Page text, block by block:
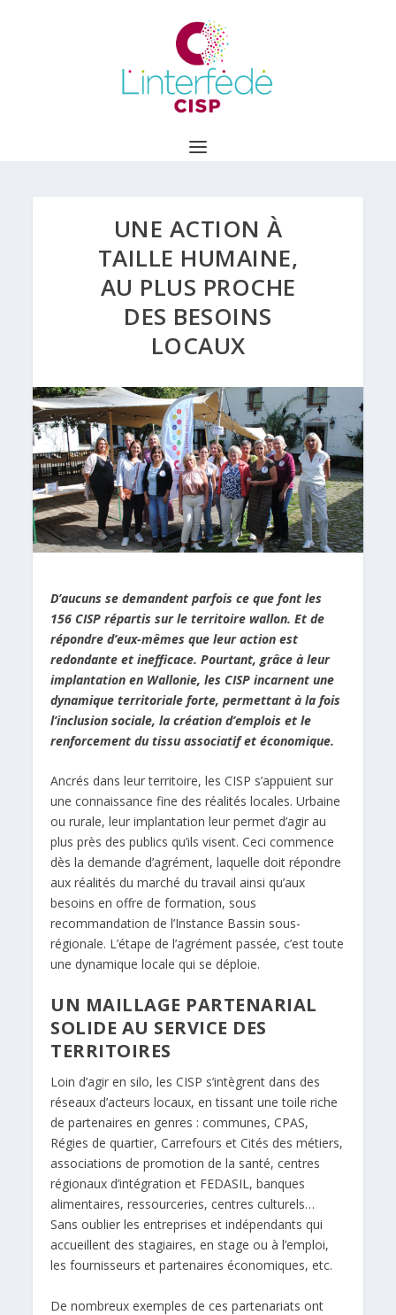
UNE ACTION À
TAILLE HUMAINE,
AU PLUS PROCHE
DES BESOINS
LOCAUX
D’aucuns se demandent parfois ce que font les
156 CISP répartis sur le territoire wallon. Et de
répondre d’eux-mêmes que leur action est
redondante et inefficace. Pourtant, grâce à leur
implantation en Wallonie, les CISP incarnent une
dynamique territoriale forte, permettant à la fois
l’inclusion sociale, la création d’emplois et le
renforcement du tissu associatif et économique.
Ancrés dans leur territoire, les CISP s’appuient sur
une connaissance fine des réalités locales. Urbaine
ou rurale, leur implantation leur permet d’agir au
plus près des publics qu’ils visent. Ceci commence
dès la demande d’agrément, laquelle doit répondre
aux réalités du marché du travail ainsi qu’aux
besoins en offre de formation, sous
recommandation de l’Instance Bassin sous-
régionale. L’étape de l’agrément passée, c’est toute
une dynamique locale qui se déploie.
UN MAILLAGE PARTENARIAL
SOLIDE AU SERVICE DES
TERRITOIRES
Loin d’agir en silo, les CISP s’intègrent dans des
réseaux d’acteurs locaux, en tissant une toile riche
de partenaires en genres : communes, CPAS,
Régies de quartier, Carrefours et Cités des métiers,
associations de promotion de la santé, centres
régionaux d’intégration et FEDASIL, banques
alimentaires, ressourceries, centres culturels…
Sans oublier les entreprises et indépendants qui
accueillent des stagiaires, en stage ou à l’emploi,
les fournisseurs et partenaires économiques, etc.
De nombreux exemples de ces partenariats ont